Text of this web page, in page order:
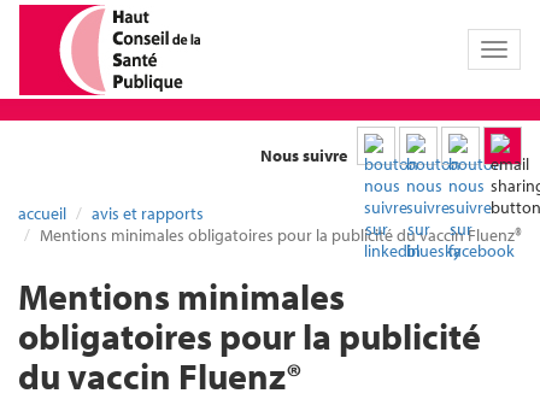
Toggle
Nous suivre
accueil
avis et rapports
Mentions minimales obligatoires pour la publicité du vaccin Fluenz®
Mentions minimales
obligatoires pour la publicité
du vaccin Fluenz®